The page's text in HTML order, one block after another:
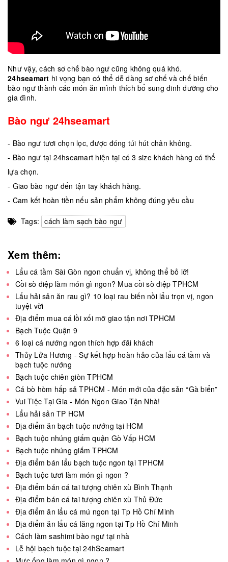
Như vậy, cách sơ chế bào ngư cũng không quá khó.
24hseamart hi vọng bạn có thể dễ dàng sơ chế và chế biến
bào ngư thành các món ăn mình thích bổ sung dinh dưỡng cho
gia đình.
Bào ngư 24hseamart
- Bào ngư tươi chọn lọc, được đóng túi hút chân không.
- Bào ngư tại 24hseamart hiện tại có 3 size khách hàng có thể
lựa chọn.
- Giao bào ngư đến tận tay khách hàng.
- Cam kết hoàn tiền nếu sản phẩm không đúng yêu cầu
Tags: cách làm sạch bào ngư
Xem thêm:
Lẩu cá tầm Sài Gòn ngon chuẩn vị, không thể bỏ lỡ!
Cồi sò điệp làm món gì ngon? Mua cồi sò điệp TPHCM
Lẩu hải sản ăn rau gì? 10 loại rau biến nồi lẩu trọn vị, ngon
tuyệt vời
Địa điểm mua cá lồi xối mỡ giao tận nơi TPHCM
Bạch Tuộc Quận 9
6 loại cá nướng ngon thích hợp đãi khách
Thủy Lửa Hương - Sự kết hợp hoàn hảo của lẩu cá tầm và
bạch tuộc nướng
Bạch tuộc chiên giòn TPHCM
Cá bò hòm hấp sả TPHCM - Món mới của đặc sản “Gà biển”
Vui Tiệc Tại Gia - Món Ngon Giao Tận Nhà!
Lẩu hải sản TP HCM
Địa điểm ăn bạch tuộc nướng tại HCM
Bạch tuộc nhúng giấm quận Gò Vấp HCM
Bạch tuộc nhúng giấm TPHCM
Địa điểm bán lẩu bạch tuộc ngon tại TPHCM
Bạch tuộc tươi làm món gì ngon ?
Địa điểm bán cá tai tượng chiên xù Bình Thạnh
Địa điểm bán cá tai tượng chiên xù Thủ Đức
Địa điểm ăn lẩu cá mú ngon tại Tp Hồ Chí Minh
Địa điểm ăn lẩu cá lăng ngon tại Tp Hồ Chí Minh
Cách làm sashimi bào ngư tại nhà
Lễ hội bạch tuộc tại 24hSeamart